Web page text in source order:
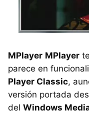
MPlayer MPlayer
parece en
Player Classic,
versión portada
del Windows